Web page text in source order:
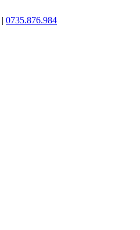
| 0735.876.984